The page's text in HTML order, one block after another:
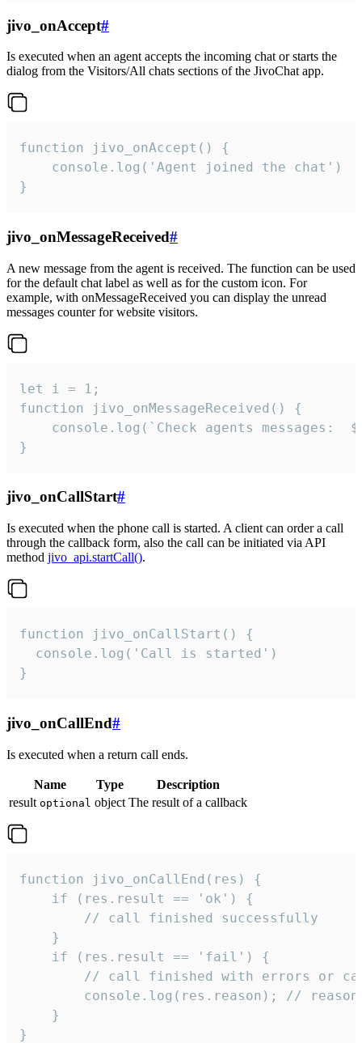
jivo_onAccept#
Is executed when an agent accepts the incoming chat or starts the
dialog from the Visitors/All chats sections of the JivoChat app.
function jivo_onAccept() {
}
jivo_onMessageReceived#
A new message from the agent is received. The function can be used
for the default chat label as well as for the custom icon. For
example, with onMessageReceived you can display the unread
messages counter for website visitors.
let i = 1;
function jivo_onMessageReceived() {
}
jivo_onCallStart#
Is executed when the phone call is started. A client can order a call
through the callback form, also the call can be initiated via API
method jivo_api.startCall().
function jivo_onCallStart() {
  console.log('Call is started')
}
jivo_onCallEnd#
Is executed when a return call ends.
Name Type
Description
result optional object The result of a callback
function jivo_onCallEnd(res) {
    if (res.result == 'ok') {
        // call finished successfully
    }
    if (res.result == 'fail') {
// call finished with errors or
console.log(res.reason); //
    }
}